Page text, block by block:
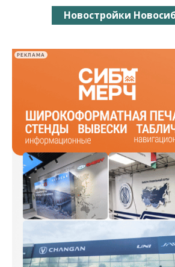
Новостройки
РЕКЛАМА